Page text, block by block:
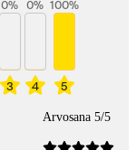
3
0%
4
0%
5
100%
Arvosana 5/5